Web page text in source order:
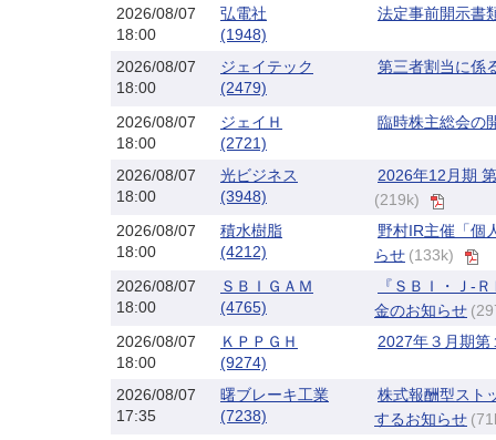
2026/08/07
18:00
弘電社
(1948)
法定事前開示書
2026/08/07
18:00
ジェイテック
(2479)
第三者割当に係
2026/08/07
18:00
ジェイＨ
(2721)
臨時株主総会の
2026/08/07
18:00
光ビジネス
(3948)
2026年12月期
(219k)
2026/08/07
18:00
積水樹脂
(4212)
野村IR主催「個
らせ (133k)
2026/08/07
18:00
ＳＢＩＧＡＭ
(4765)
『ＳＢＩ・Ｊ-
金のお知らせ
2026/08/07
18:00
ＫＰＰＧＨ
(9274)
2027年３月期第
2026/08/07
17:35
曙ブレーキ工業
(7238)
株式報酬型スト
するお知らせ